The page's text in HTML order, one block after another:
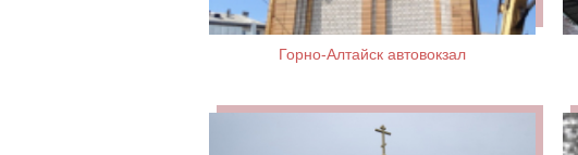
Горно-Алтайск автовокзал